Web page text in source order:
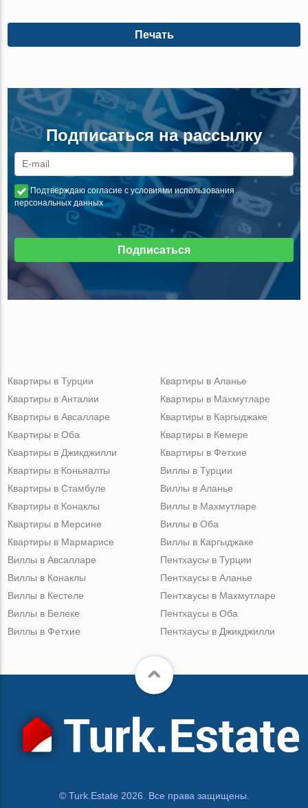
Печать
Подписаться на рассылку
Подтверждаю согласие с условиями использования
персональных данных
Подписаться
Квартиры в Турции
Квартиры в Анталии
Квартиры в Авсалларе
Квартиры в Оба
Квартиры в Джикджилли
Квартиры в Аланье
Квартиры в Махмутларе
Квартиры в Каргыджаке
Квартиры в Кемере
Квартиры в Фетхие
Квартиры в Коньяалты
Квартиры в Стамбуле
Квартиры в Конаклы
Квартиры в Мерсине
Квартиры в Мармарисе
Виллы в Турции
Виллы в Аланье
Виллы в Махмутларе
Виллы в Оба
Виллы в Каргыджаке
Виллы в Авсалларе
Виллы в Конаклы
Виллы в Кестеле
Виллы в Белеке
Виллы в Фетхие
Пентхаусы в Турции
Пентхаусы в Аланье
Пентхаусы в Махмутларе
Пентхаусы в Оба
Пентхаусы в Джикджилли
© Turk.Estate 2026. Все права защищены.